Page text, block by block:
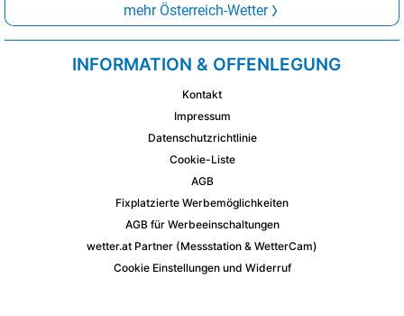
mehr Österreich-Wetter
INFORMATION & OFFENLEGUNG
Kontakt
Impressum
Datenschutzrichtlinie
Cookie-Liste
AGB
Fixplatzierte Werbemöglichkeiten
AGB für Werbeeinschaltungen
wetter.at Partner (Messstation & WetterCam)
Cookie Einstellungen und Widerruf